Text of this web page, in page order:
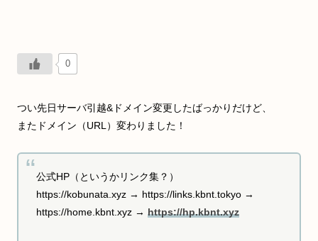
0
つい先日サーバ引越&ドメイン変更したばっかりだけど、
またドメイン（URL）変わりました！
公式HP（というかリンク集？）
https://kobunata.xyz → https://links.kbnt.tokyo →
https://home.kbnt.xyz →https://hp.kbnt.xyz